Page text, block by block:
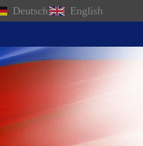
Deutsch English